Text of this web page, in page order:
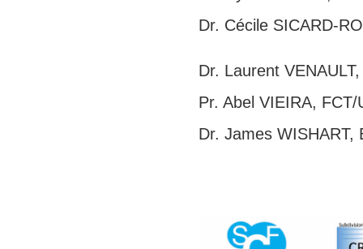
Dr. Cécile SICARD-
Dr. Laurent
Pr. Abel VIEIRA,
Dr. James WISHART,